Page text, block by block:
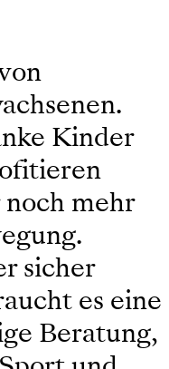
Kinder
noch mehr
sicher
es eine
Beratung,